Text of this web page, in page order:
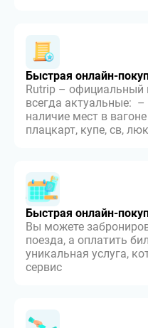
Быстрая онлайн-
Rutrip –
всегда актуальные: –
наличие мест в
плацкарт, купе, св,
Быстрая онлайн-
Вы можете
поезда, а оплатить
уникальная услуга,
сервис